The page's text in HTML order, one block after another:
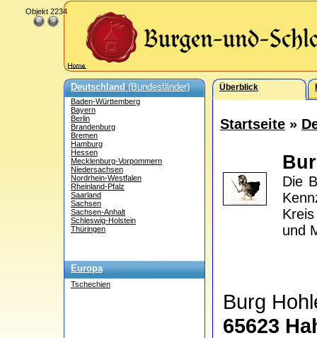
Deutschland(Bundesländer)
Baden-Württemberg
Bayern
Berlin
Brandenburg
Bremen
Hamburg
Hessen
Mecklenburg-Vorpommern
Niedersachsen
Nordrhein-Westfalen
Rheinland-Pfalz
Saarland
Sachsen
Sachsen-Anhalt
Schleswig-Holstein
Thüringen
Europa
Tschechien
Überblick
Startseite »
Die
und
Burg
65623
Objekt 2234